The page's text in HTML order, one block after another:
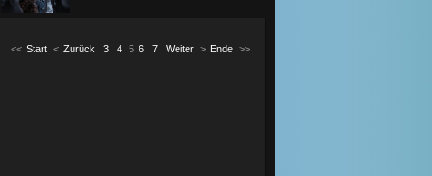
<< Start < Zurück 3 4 5 6 7 Weiter > Ende >>